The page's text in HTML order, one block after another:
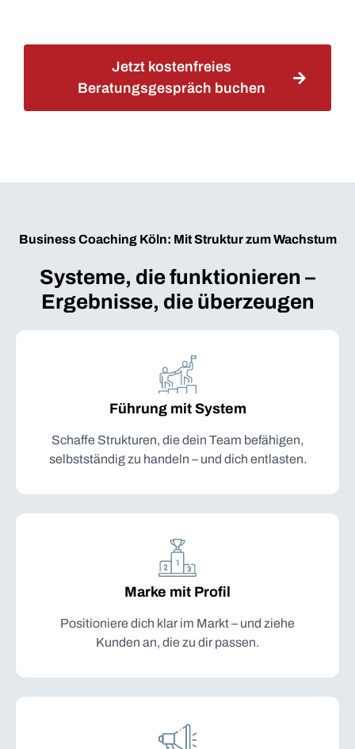
Jetzt kostenfreies
Beratungsgespräch buchen
Business Coaching Köln: Mit Struktur zum Wachstum
Systeme, die funktionieren –
Ergebnisse, die überzeugen
Führung mit System
Schaffe Strukturen, die dein Team befähigen,
selbstständig zu handeln – und dich entlasten.
Marke mit Profil
Positioniere dich klar im Markt – und ziehe
Kunden an, die zu dir passen.